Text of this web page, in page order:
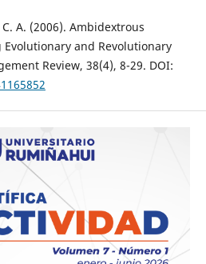
A. (2006). Ambidextrous
and Revolutionary
Review, 38(4), 8-29. DOI: